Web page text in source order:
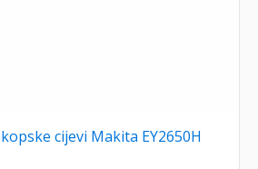
cijevi Makita EY2650H